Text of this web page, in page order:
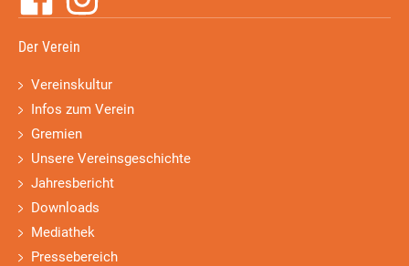
Der Verein
Vereinskultur
Infos zum Verein
Gremien
Unsere Vereinsgeschichte
Jahresbericht
Downloads
Mediathek
Pressebereich